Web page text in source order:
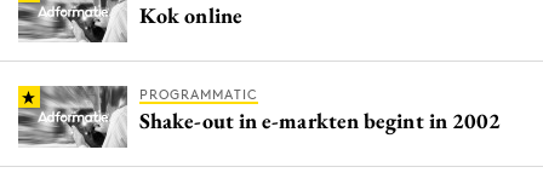
Kok online
PROGRAMMATIC
Shake-out in e-markten begint in 2002